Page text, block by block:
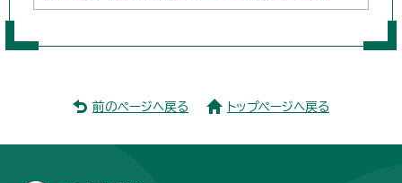
前のページへ戻る トップページへ戻る